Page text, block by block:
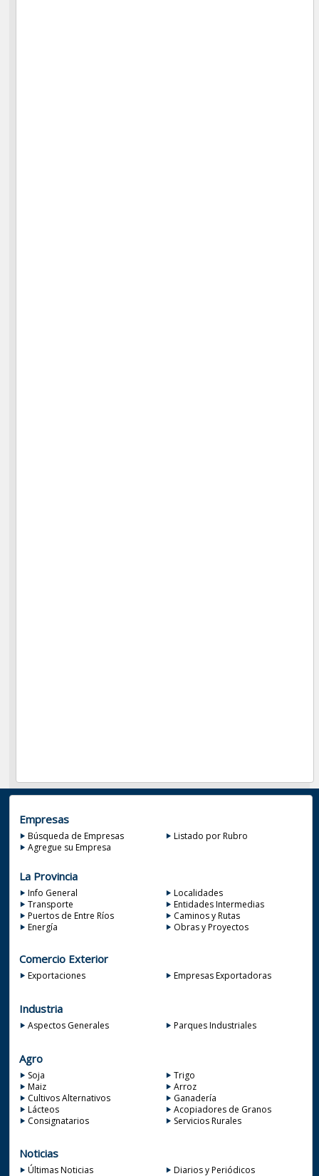
Empresas
Búsqueda de Empresas
Listado por Rubro
Agregue su Empresa
La Provincia
Info General
Localidades
Transporte
Entidades Intermedias
Puertos de Entre Ríos
Caminos y Rutas
Energía
Obras y Proyectos
Comercio Exterior
Exportaciones Empresas Exportadoras
Industria
Aspectos Generales Parques Industriales
Agro
Soja
Trigo
Maiz
Arroz
Cultivos Alternativos
Ganadería
Lácteos
Acopiadores de Granos
Consignatarios
Servicios Rurales
Noticias
Últimas Noticias
Diarios y Periódicos